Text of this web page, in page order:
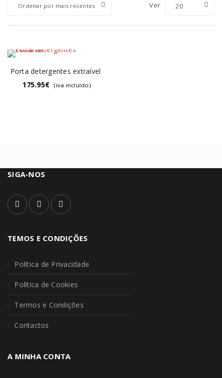
Ordenar por mais recentes Ver 20
Porta detergentes extraível
175.95€ (iva incluído)
SIGA-NOS
TEMOS E CONDIÇÕES
Política de Privacidade
Política de Cookies
Termos e Condições
Contactos
A MINHA CONTA